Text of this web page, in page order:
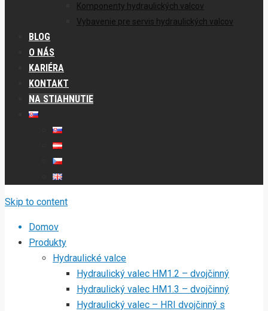
Komponenty hydraulických valcov
Vybavenie pre servis hydraulických valcov
BLOG
O NÁS
KARIÉRA
KONTAKT
NA STIAHNUTIE
Skip to content
Domov
Produkty
Hydraulické valce
Hydraulický valec HM1.2 – dvojčinný
Hydraulický valec HM1.3 – dvojčinný
Hydraulický valec – HRI dvojčinný s